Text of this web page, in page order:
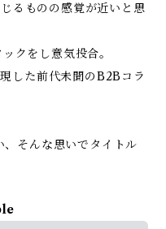
るものの感覚が近いと思
クをし意気投合。
した前代未聞のB2Bコラ
そんな思いでタイトル